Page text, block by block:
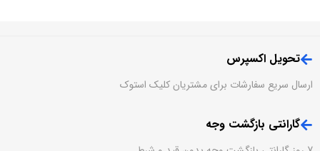
تحویل اکسپرس
ارسال سریع سفارشات برای مشتریان کلیک استوک
گارانتی بازگشت وجه